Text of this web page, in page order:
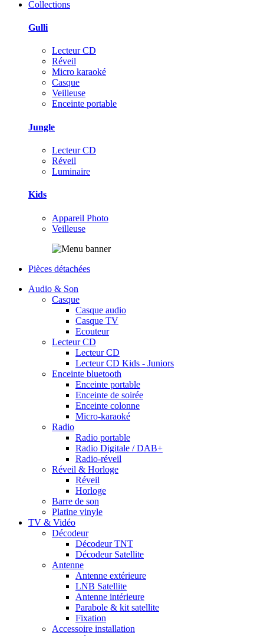
Collections
Gulli
Lecteur CD
Réveil
Micro karaoké
Casque
Veilleuse
Enceinte portable
Jungle
Lecteur CD
Réveil
Luminaire
Kids
Appareil Photo
Veilleuse
Pièces détachées
Audio & Son
Casque
Casque audio
Casque TV
Ecouteur
Lecteur CD
Lecteur CD
Lecteur CD Kids - Juniors
Enceinte bluetooth
Enceinte portable
Enceinte de soirée
Enceinte colonne
Micro-karaoké
Radio
Radio portable
Radio Digitale / DAB+
Radio-réveil
Réveil & Horloge
Réveil
Horloge
Barre de son
Platine vinyle
TV & Vidéo
Décodeur
Décodeur TNT
Décodeur Satellite
Antenne
Antenne extérieure
LNB Satellite
Antenne intérieure
Parabole & kit satellite
Fixation
Accessoire installation